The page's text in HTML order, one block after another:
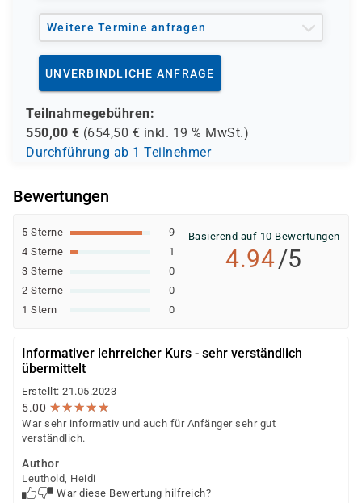
Weitere Termine anfragen
UNVERBINDLICHE ANFRAGE
Teilnahmegebühren:
550,00 € (654,50 € inkl. 19 % MwSt.)
Durchführung ab 1 Teilnehmer
Bewertungen
5 Sterne
9
4 Sterne
1
3 Sterne
0
2 Sterne
0
1 Stern
0
Basierend auf 10 Bewertungen
4.94/5
Informativer lehrreicher Kurs - sehr verständlich
übermittelt
Erstellt: 21.05.2023
5.00 ★★★★★
★★★★★
War sehr informativ und auch für Anfänger sehr gut
verständlich.
Author
Leuthold, Heidi
War diese Bewertung hilfreich?